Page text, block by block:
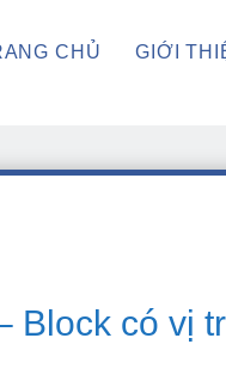
CHỦ GIỚI
Block có vị